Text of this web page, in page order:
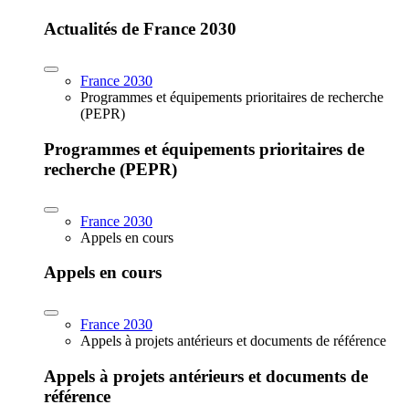
Actualités de France 2030
France 2030
Programmes et équipements prioritaires de recherche
(PEPR)
Programmes et équipements prioritaires de
recherche (PEPR)
France 2030
Appels en cours
Appels en cours
France 2030
Appels à projets antérieurs et documents de référence
Appels à projets antérieurs et documents de
référence